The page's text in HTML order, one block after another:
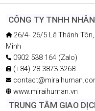
CÔNG TY TNHH
26/4- 26/5 Lê Thánh
Minh
0902 538 164 (Zalo)
(+84) 28 3873 3268
www.miraihuman.vn
TRUNG TÂM GIAO